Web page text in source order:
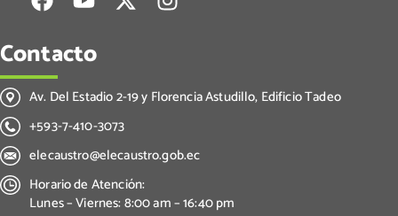
Contacto
Av. Del Estadio 2-19 y Florencia Astudillo, Edificio Tadeo
+593-7-410-3073
elecaustro@elecaustro.gob.ec
Horario de Atención:
Lunes – Viernes: 8:00 am – 16:40 pm